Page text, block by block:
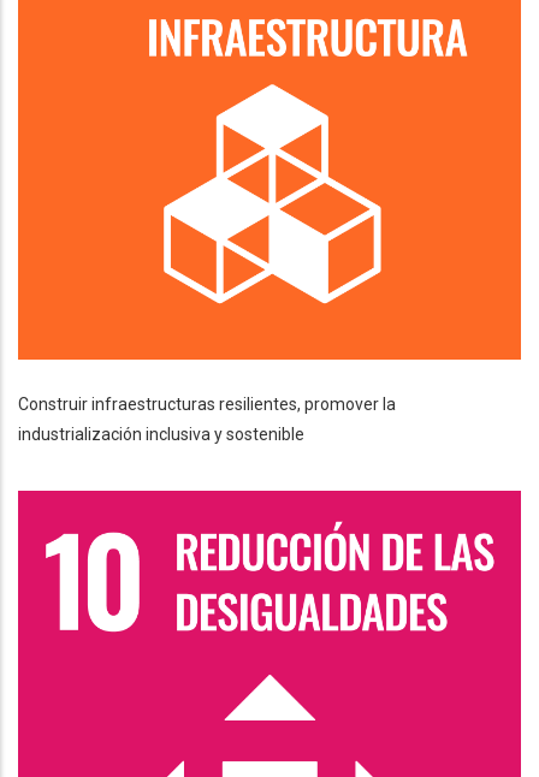
Construir infraestructuras resilientes, promover la
industrialización inclusiva y sostenible